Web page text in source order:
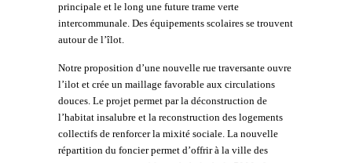
principale et le long une future trame verte
intercommunale. Des équipements scolaires se trouvent
autour de l’îlot.
Notre proposition d’une nouvelle rue traversante ouvre
l’ilot et crée un maillage favorable aux circulations
douces. Le projet permet par la déconstruction de
l’habitat insalubre et la reconstruction des logements
collectifs de renforcer la mixité sociale. La nouvelle
répartition du foncier permet d’offrir à la ville des